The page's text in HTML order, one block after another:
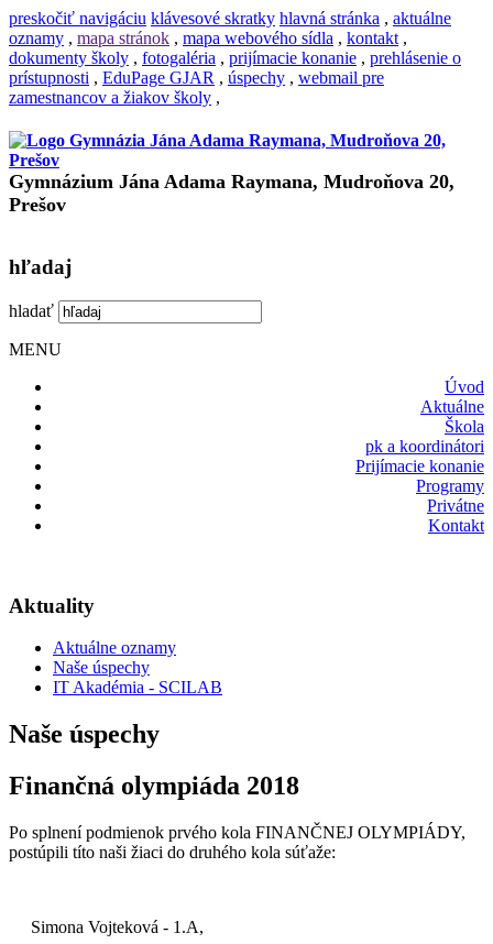
preskočiť navigáciu klávesové skratky hlavná stránka , aktuálne
oznamy , mapa stránok , mapa webového sídla , kontakt ,
dokumenty školy , fotogaléria , prijímacie konanie , prehlásenie o
prístupnosti , EduPage GJAR , úspechy , webmail pre
zamestnancov a žiakov školy ,
Gymnázium Jána Adama Raymana, Mudroňova 20,
Prešov
hľadaj
hladať
MENU
Úvod
Aktuálne
Škola
pk a koordinátori
Prijímacie konanie
Programy
Privátne
Kontakt
Aktuality
Aktuálne oznamy
Naše úspechy
IT Akadémia - SCILAB
Naše úspechy
Finančná olympiáda 2018
Po splnení podmienok prvého kola FINANČNEJ OLYMPIÁDY,
postúpili títo naši žiaci do druhého kola súťaže:
Simona Vojteková - 1.A,